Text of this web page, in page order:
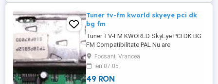
Tuner tv-fm kworld skyeye pci dk
bg fm
Tuner TV-FM KWORLD SkyEye PCI DK BG
FM Compatibilitate PAL Nu are
telecomanda Poze reale Pret: 49 Lei Tel:
0766 501 660
Focsani, Vrancea
ieri 07:05
49 RON